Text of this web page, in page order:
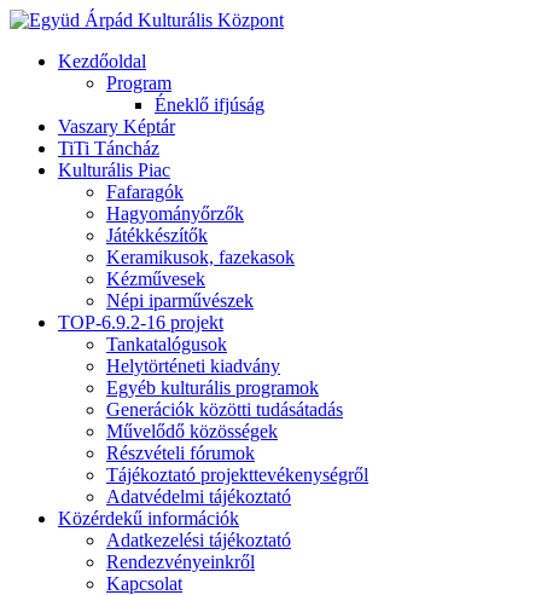
Kezdőoldal
Program
Éneklő ifjúság
Vaszary Képtár
TiTi Táncház
Kulturális Piac
Fafaragók
Hagyományőrzők
Játékkészítők
Keramikusok, fazekasok
Kézművesek
Népi iparművészek
TOP-6.9.2-16 projekt
Tankatalógusok
Helytörténeti kiadvány
Egyéb kulturális programok
Generációk közötti tudásátadás
Művelődő közösségek
Részvételi fórumok
Tájékoztató projekttevékenységről
Adatvédelmi tájékoztató
Közérdekű információk
Adatkezelési tájékoztató
Rendezvényeinkről
Kapcsolat